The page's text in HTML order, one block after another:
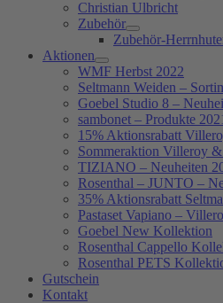
Christian Ulbricht
Zubehör
Zubehör-
Aktionen
WMF Herbst 2022
Seltmann Weiden –
Goebel Studio 8 –
sambonet – Produkte
15% Aktionsrabatt
Sommeraktion Villeroy
TIZIANO – Neuheiten
Rosenthal – JUNTO –
35% Aktionsrabatt
Pastaset Vapiano –
Goebel New Kollektion
Rosenthal Cappello
Rosenthal PETS
Gutschein
Kontakt